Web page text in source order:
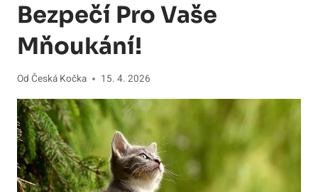
Bezpečí Pro Vaše
Mňoukání!
Od Česká Kočka 15. 4. 2026